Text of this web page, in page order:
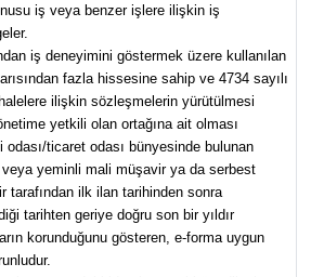
iş veya benzer işlere ilişkin iş
iş deneyimini göstermek üzere kullanılan
fazla hissesine sahip ve 4734 sayılı
ilişkin sözleşmelerin yürütülmesi
yetkili olan ortağına ait olması
ticaret odası bünyesinde bulunan
yeminli mali müşavir ya da serbest
tarafından ilk ilan tarihinden sonra
tarihten geriye doğru son bir yıldır
korunduğunu gösteren, e-forma uygun